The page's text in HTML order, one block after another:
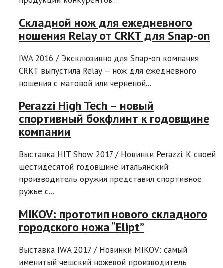
Складной нож для ежедневного
ношения Relay от CRKT для Snap-on
IWA 2016 / Эксклюзивно для Snap-on компания
CRKT выпустила Relay — нож для ежедневного
ношения с матовой или черненой...
Perazzi High Tech – новый
спортивный бокфлинт к годовщине
компании
Выставка HIT Show 2017 / Новинки Perazzi. К своей
шестидесятой годовщине итальянский
производитель оружия представил спортивное
ружье с...
MIKOV: прототип нового складного
городского ножа “Elipt”
Выставка IWA 2017 / Новинки MIKOV: самый
именитый чешский ножевой производитель